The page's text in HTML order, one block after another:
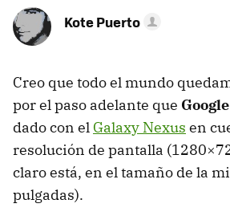
Kote Puerto
Creo que todo el mundo
por el paso adelante que
dado con el Galaxy Nexus en
resolución de pantalla
claro está, en el tamaño de la
pulgadas).